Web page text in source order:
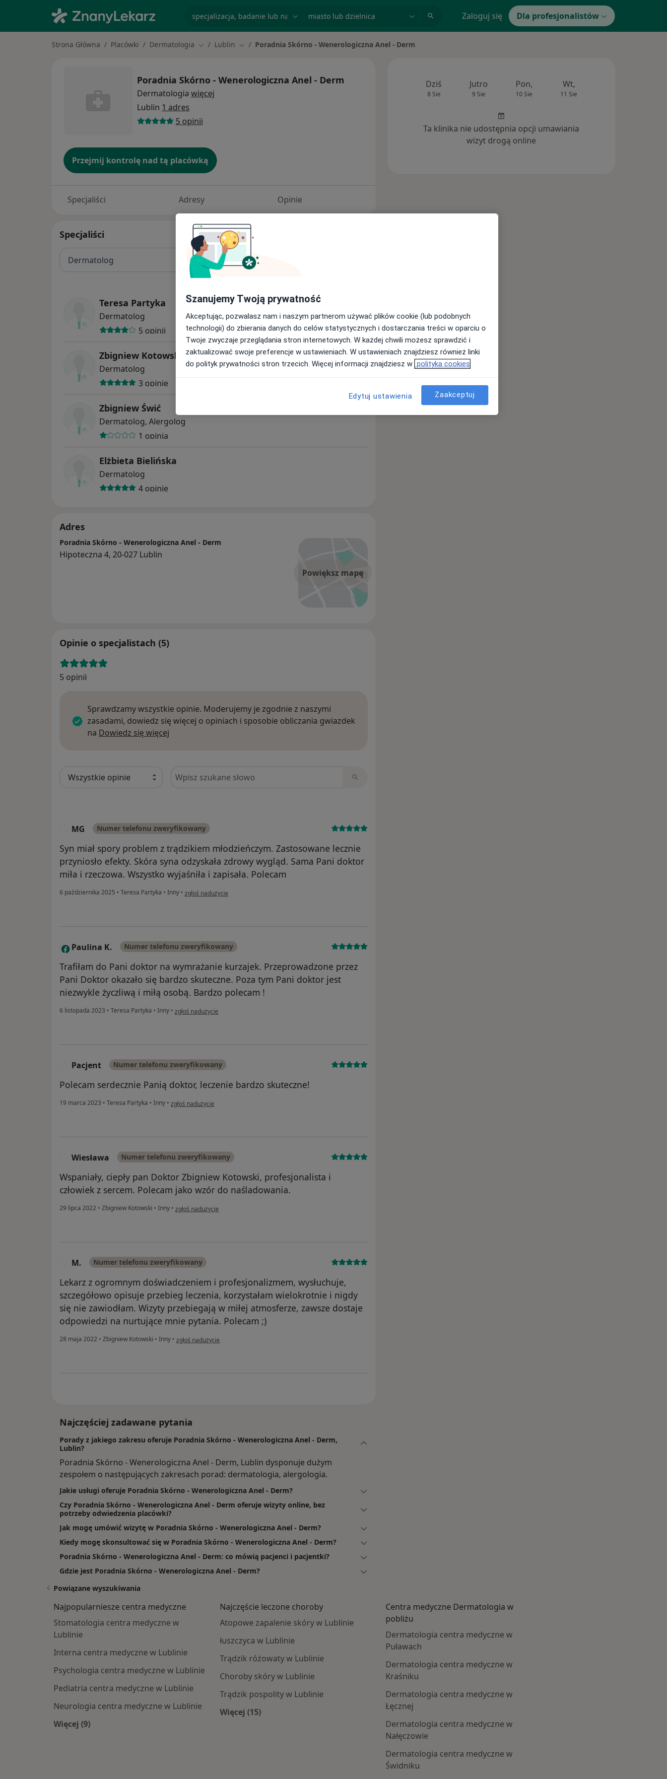
Zaloguj się Dla profesjonalistów
Strona Główna Placówki Dermatologia Zmień miasto
Lublin Zmień miasto
Poradnia Skórno - Wenerologiczna Anel - Derm
Poradnia Skórno - Wenerologiczna Anel - Derm
Dermatologia więcej
Lublin 1 adres
5 opinii
Przejmij kontrolę nad tą placówką
Specjaliści Adresy Opinie
Specjaliści
Dermatolog
Teresa Partyka
Dermatolog
5 opinii
Zbigniew Kotowski
Dermatolog
3 opinie
Zbigniew Świć
Dermatolog, Alergolog
1 opinia
Elżbieta Bielińska
Dermatolog
4 opinie
Adres
Powiększ mapę
Poradnia Skórno - Wenerologiczna Anel - Derm
Hipoteczna 4, 20-027 Lublin
Opinie o specjalistach (5)
5 opinii
Sprawdzamy wszystkie opinie. Moderujemy je zgodnie z naszymi
zasadami, dowiedz się więcej o opiniach i sposobie obliczania gwiazdek
na Dowiedz się więcej
Szukaj w opiniach
MG Numer telefonu zweryfikowany
Syn miał spory problem z trądzikiem młodzieńczym. Zastosowane lecznie
przyniosło efekty. Skóra syna odzyskała zdrowy wygląd. Sama Pani doktor
miła i rzeczowa. Wszystko wyjaśniła i zapisała. Polecam
6 października 2025 • Teresa Partyka • Inny • w opinii użytkownika MG
zgłoś nadużycie
P Paulina K. Numer telefonu zweryfikowany
Trafiłam do Pani doktor na wymrażanie kurzajek. Przeprowadzone przez
Pani Doktor okazało się bardzo skuteczne. Poza tym Pani doktor jest
niezwykle życzliwą i miłą osobą. Bardzo polecam !
6 listopada 2023 • Teresa Partyka • Inny • w opinii użytkownika Paulina K.
zgłoś nadużycie
Pacjent Numer telefonu zweryfikowany
Polecam serdecznie Panią doktor, leczenie bardzo skuteczne!
19 marca 2023 • Teresa Partyka • Inny • w opinii użytkownika Pacjent
zgłoś nadużycie
Wiesława Numer telefonu zweryfikowany
Wspaniały, ciepły pan Doktor Zbigniew Kotowski, profesjonalista i
człowiek z sercem. Polecam jako wzór do naśladowania.
29 lipca 2022 • Zbigniew Kotowski • Inny • w opinii użytkownika Wiesława
zgłoś nadużycie
M. Numer telefonu zweryfikowany
Lekarz z ogromnym doświadczeniem i profesjonalizmem, wysłuchuje,
szczegółowo opisuje przebieg leczenia, korzystałam wielokrotnie i nigdy
się nie zawiodłam. Wizyty przebiegają w miłej atmosferze, zawsze dostaje
odpowiedzi na nurtujące mnie pytania. Polecam ;)
28 maja 2022 • Zbigniew Kotowski • Inny • w opinii użytkownika M.
zgłoś nadużycie
Najczęściej zadawane pytania
Porady z jakiego zakresu oferuje Poradnia Skórno - Wenerologiczna Anel - Derm,
Lublin?
Poradnia Skórno - Wenerologiczna Anel - Derm, Lublin dysponuje dużym
zespołem o następujących zakresach porad: dermatologia, alergologia.
Jakie usługi oferuje Poradnia Skórno - Wenerologiczna Anel - Derm?
Czy Poradnia Skórno - Wenerologiczna Anel - Derm oferuje wizyty online, bez
potrzeby odwiedzenia placówki?
Jak mogę umówić wizytę w Poradnia Skórno - Wenerologiczna Anel - Derm?
Kiedy mogę skonsultować się w Poradnia Skórno - Wenerologiczna Anel - Derm?
Poradnia Skórno - Wenerologiczna Anel - Derm: co mówią pacjenci i pacjentki?
Gdzie jest Poradnia Skórno - Wenerologiczna Anel - Derm?
Dziś
8 Sie
Jutro
9 Sie
Pon,
10 Sie
Wt,
11 Sie
Ta klinika nie udostępnia opcji umawiania
wizyt drogą online
Powiązane wyszukiwania
Najpopularniesze centra medyczne
Stomatologia centra medyczne w
Lublinie
Interna centra medyczne w Lublinie
Psychologia centra medyczne w Lublinie
Pediatria centra medyczne w Lublinie
Neurologia centra medyczne w Lublinie
Więcej (9)
Najczęście leczone choroby
Atopowe zapalenie skóry w Lublinie
łuszczyca w Lublinie
Trądzik różowaty w Lublinie
Choroby skóry w Lublinie
Trądzik pospolity w Lublinie
Więcej (15)
Więcej w kategorii: Najczęście leczone choroby
Centra medyczne Dermatologia w
pobliżu
Dermatologia centra medyczne w
Puławach
Dermatologia centra medyczne w
Kraśniku
Dermatologia centra medyczne w
Łęcznej
Dermatologia centra medyczne w
Nałęczowie
Dermatologia centra medyczne w
Świdniku
Szanujemy Twoją prywatność
Akceptując, pozwalasz nam i naszym partnerom używać plików cookie (lub podobnych
technologii) do zbierania danych do celów statystycznych i dostarczania treści w oparciu o
Twoje zwyczaje przeglądania stron internetowych. W każdej chwili możesz sprawdzić i
zaktualizować swoje preferencje w ustawieniach. W ustawieniach znajdziesz również linki
do polityk prywatności stron trzecich. Więcej informacji znajdziesz w polityka cookies
Edytuj ustawienia Zaakceptuj